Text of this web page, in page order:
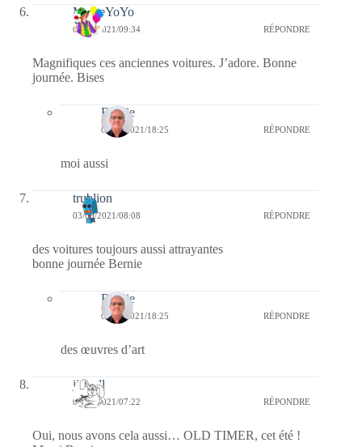
MemeYoYo
03/09/2021/09:34 RÉPONDRE
Magnifiques ces anciennes voitures. J’adore. Bonne
journée. Bises
Bernie
07/09/2021/18:25 RÉPONDRE
moi aussi
trublion
03/09/2021/08:08 RÉPONDRE
des voitures toujours aussi attrayantes
bonne journée Bernie
Bernie
07/09/2021/18:25 RÉPONDRE
des œuvres d’art
jill bill
03/09/2021/07:22 RÉPONDRE
Oui, nous avons cela aussi… OLD TIMER, cet été !